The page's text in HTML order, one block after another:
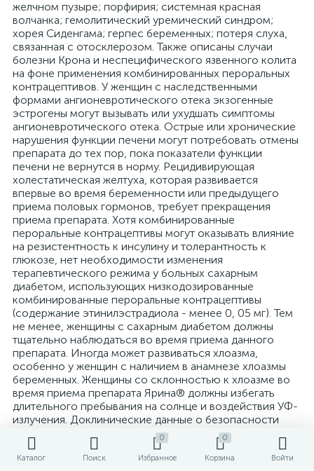
Каталог Поиск
0
Избранное
0
Корзина Войти